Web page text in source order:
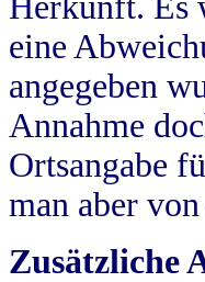
eine
angegeben
Annahme
Ortsangabe
man aber
Zusätzliche